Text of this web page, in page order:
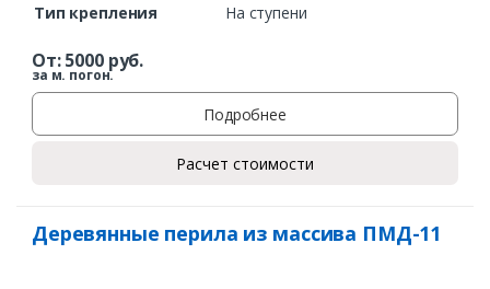
Тип крепления
На ступени
От:5000руб.
за м. погон.
Подробнее
Расчет стоимости
Деревянные перила из массива ПМД-11